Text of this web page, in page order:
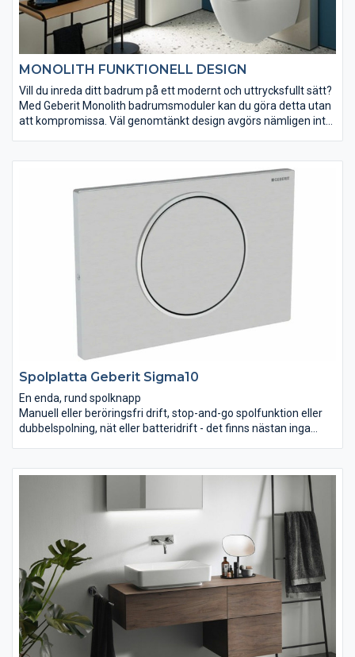
MONOLITH FUNKTIONELL DESIGN
Vill du inreda ditt badrum på ett modernt och uttrycksfullt sätt?
Med Geberit Monolith badrumsmoduler kan du göra detta utan
att kompromissa. Väl genomtänkt design avgörs nämligen inte
Geberit Monolith badrumsmoduler öppnar upp för oanade
möjligheter när badrummet utformas. På så sätt kan du
kombinera moduler för toalett eller bidé med de flesta
Spolplatta Geberit Sigma10
En enda, rund spolknapp
Manuell eller beröringsfri drift, stop-and-go spolfunktion eller
dubbelspolning, nät eller batteridrift - det finns nästan inga
Stop-and-go spolfunktion och insats för wc-rengöringsblock
Basicversionen av spolplattan Geberit Sigma10 har en stop-
and-go spolfunktion och kan utrustas med en insats för wc-
rengöringsblock. Det har endast en enda, rund spolknapp och är
därför tidlöst elegant. Den finns i en lätt-att-städa-version i
rostfritt stål samt i sex olika plastvarianter.